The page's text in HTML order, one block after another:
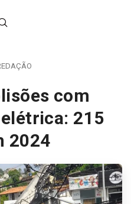
com
215
2024